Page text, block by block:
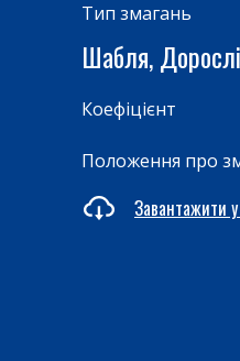
Тип змагань
Шабля, Дорослі
Коефіцієнт
Положення про
Завантажити